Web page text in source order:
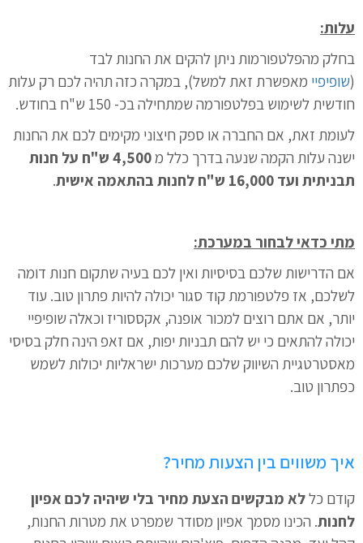
עלות:
בחלק מהפלטפורמות ניתן להקים את החנות לבד
(שופיפיי מאפשרת זאת למשל), במקרה כזה תהיה לכם רק עלות
חודשית לשימוש בפלטפורמה שמתחילה בכ- 150 ש"ח בחודש.
לעומת זאת, אם החברה או ספק חיצוני מקימים לכם את החנות
ישנה עלות הקמה שנעה בדרך כלל מ
4,500 ש"ח על חנות
תבניתית ועד 16,000 ש"ח
לחנות בהתאמה אישית.
מתי כדאי לבחור במערכת:
אם הדרישות שלכם בסיסיות ואין לכם בעיה שתקום חנות דומה
לשלכם, אז פלטפורמת קוד סגור יכולה להיות פתרון טוב. עוד
יותר, אם אתם רוצים למכור אופנה, אקססוריז וכאלה שופיפיי
יכולה להתאים כי יש להם תבניות יפות, אם זאפ הינה חלק בסיסי
מאסטרטגיית השיווק שלכם מערכות ישראליות יכולות לשמש
כפתרון טוב.
איך משווים בין הצעות מחיר?
קודם כללא מבקשים הצעת מחיר בלי שיהיה לכם אפיון
לחנות. הכינו מסמך אפיון מסודר שמפרט את מטרות החנות,